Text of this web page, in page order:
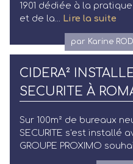
1901 dédiée à la
et de la...
Lire la suite
par Karine
CIDERA²
SECURITE À
Sur 100m² de bureaux
SECURITE s'est installé
GROUPE PROXIMO